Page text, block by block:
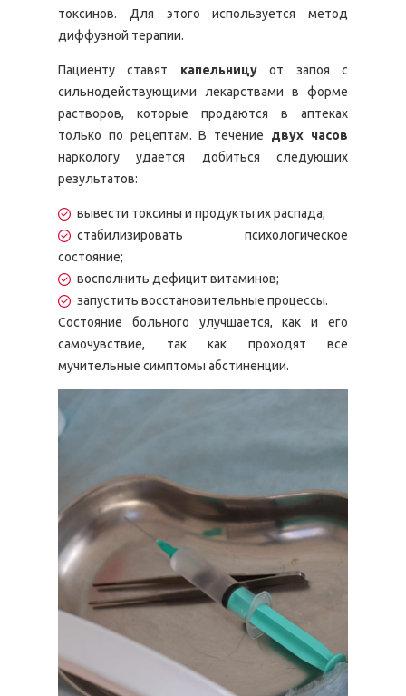
токсинов. Для этого используется метод
диффузной терапии.
Пациенту ставят капельницуот запоя с
сильнодействующими лекарствами в форме
растворов, которые продаются в аптеках
только по рецептам. В течение двух часов
наркологу удается добиться следующих
результатов:
вывести токсины и продукты их распада;
стабилизировать психологическое
состояние;
восполнить дефицит витаминов;
запустить восстановительные процессы.
Состояние больного улучшается, как и его
самочувствие, так как проходят все
мучительные симптомы абстиненции.